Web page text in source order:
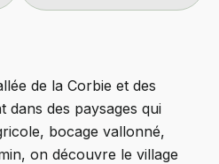
de la Corbie et des
dans des paysages qui
bocage vallonné,
on découvre le village